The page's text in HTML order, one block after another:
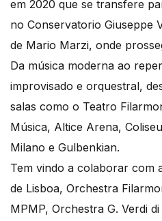
em 2020 que se transfere
no Conservatorio Giuseppe
de Mario Marzi, onde
Da música moderna ao
improvisado e orquestral,
salas como o Teatro
Música, Altice Arena,
Milano e Gulbenkian.
Tem vindo a colaborar com
de Lisboa, Orchestra
MPMP, Orchestra G. Verdi